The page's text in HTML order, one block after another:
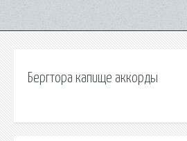
Бергтора капище аккорды